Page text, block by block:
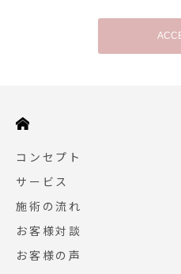
コンセプト
サービス
施術の流れ
お客様対談
お客様の声